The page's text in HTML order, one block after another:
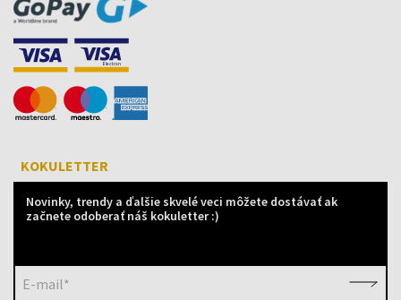
KOKULETTER
Novinky, trendy a ďalšie skvelé veci môžete dostávať ak
začnete odoberať náš kokuletter :)
E-mail*